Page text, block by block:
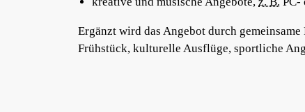
Ergänzt wird das Angebot durch
Frühstück, kulturelle Ausflüge, sportliche